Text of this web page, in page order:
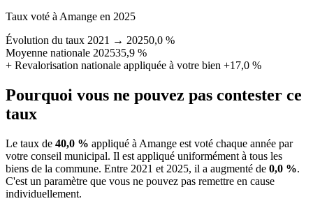
Taux voté à Amange en 2025
Évolution du taux 2021 → 20250,0 %
Moyenne nationale 202535,9 %
+ Revalorisation nationale appliquée à votre bien +17,0 %
Pourquoi vous ne pouvez pas contester ce
taux
Le taux de 40,0 % appliqué à Amange est voté chaque année par
votre conseil municipal. Il est appliqué uniformément à tous les
biens de la commune. Entre 2021 et 2025, il a augmenté de 0,0 %.
C'est un paramètre que vous ne pouvez pas remettre en cause
individuellement.